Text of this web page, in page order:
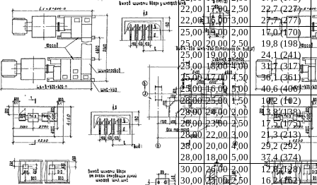
22,00 17,00 2,50
22,7 (227)
22,00 16,00 3,00
27,7 (277)
25,00 19,00 2,00
17,0 (170)
25,00 20,00 2,50
19,8 (198)
25,00 19,00 3,00
24,1 (241)
25,00 18,00 4,00
31,7 (317)
25,00 17,00 4,50
36,1 (361)
25,00 16,00 5,00
40,6 (406)
28,00 25,00 1,50
10,2 (102)
28,00 24,00 2,00
13,8 (138)
28,00 23,00 2,50
17,5 (175)
28,00 22,00 3,00
21,3 (213)
28,00 20,00 4,00
29,2 (292)
28,00 18,00 5,00
37,4 (374)
30,00 26,00 2,00
12,8 (128)
30,00 25,00 2,50
16,2 (162)